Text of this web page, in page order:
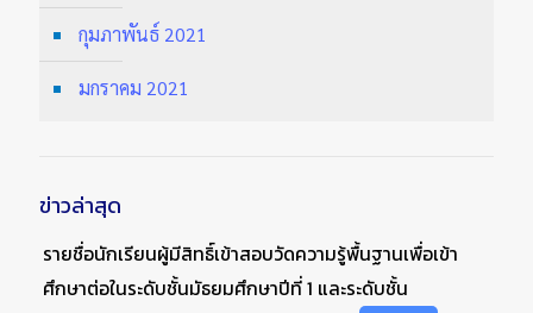
กุมภาพันธ์ 2021
มกราคม 2021
ข่าวล่าสุด
รายชื่อนักเรียนผู้มีสิทธิ์เข้าสอบวัดความรู้พื้นฐานเพื่อเข้า
ศึกษาต่อในระดับชั้นมัธยมศึกษาปีที่ 1 และระดับชั้น